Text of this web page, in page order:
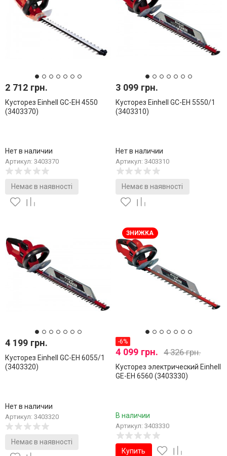
2 712 грн.
Кусторез Einhell GC-EH 4550
(3403370)
Нет в наличии
Артикул: 3403370
Немає в наявності
3 099 грн.
Кусторез Einhell GC-EH 5550/1
(3403310)
Нет в наличии
Артикул: 3403310
Немає в наявності
4 199 грн.
Кусторез Einhell GC-EH 6055/1
(3403320)
Нет в наличии
Артикул: 3403320
Немає в наявності
ЗНИЖКА
-6%
4 099 грн. 4 326 грн.
Кусторез электрический Einhell
GE-EH 6560 (3403330)
В наличии
Артикул: 3403330
Купить